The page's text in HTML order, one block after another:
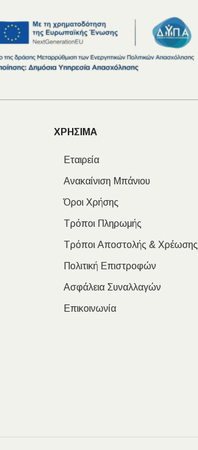
ΧΡΗΣΙΜΑ
Εταιρεία
Ανακαίνιση Μπάνιου
Όροι Χρήσης
Τρόποι Πληρωμής
Τρόποι Αποστολής & Χρέωσης
Πολιτική Επιστροφών
Ασφάλεια Συναλλαγών
Επικοινωνία